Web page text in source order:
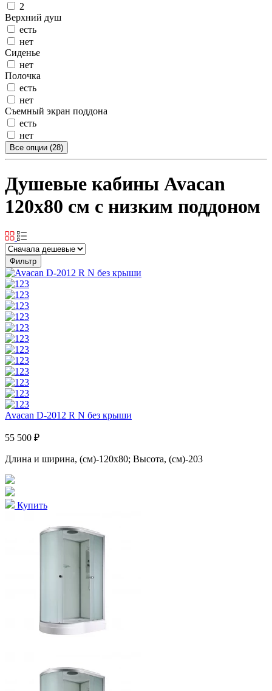
2
Верхний душ
есть
нет
Сиденье
нет
Полочка
есть
нет
Съемный экран поддона
есть
нет
Все опции (28)
Душевые кабины Avacan
120x80 см с низким поддоном
Фильтр
Avacan D-2012 R N без крыши
55 500 ₽
Длина и ширина, (см)-120x80; Высота, (см)-203
Купить